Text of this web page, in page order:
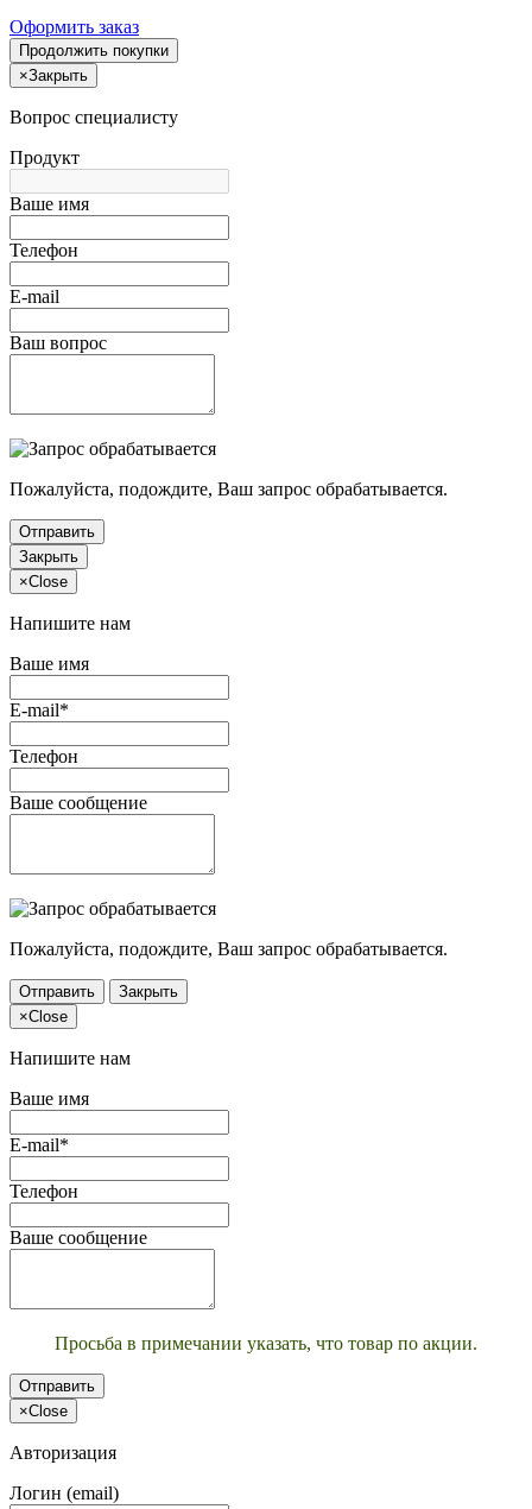
Оформить заказ
Продолжить покупки
×Закрыть
Вопрос специалисту
Продукт
Ваше имя
Телефон
E-mail
Ваш вопрос
Пожалуйста, подождите, Ваш запрос обрабатывается.
Отправить
Закрыть
×Close
Напишите нам
Ваше имя
E-mail*
Телефон
Ваше сообщение
Пожалуйста, подождите, Ваш запрос обрабатывается.
Отправить
Закрыть
×Close
Напишите нам
Ваше имя
E-mail*
Телефон
Ваше сообщение
Просьба в примечании указать, что товар по акции.
Отправить
×Close
Авторизация
Логин (email)